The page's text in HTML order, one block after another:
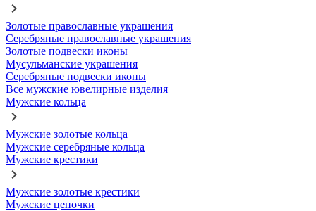
Золотые православные украшения
Серебряные православные украшения
Золотые подвески иконы
Мусульманские украшения
Серебряные подвески иконы
Все мужские ювелирные изделия
Мужские кольца
Мужские золотые кольца
Мужские серебряные кольца
Мужские крестики
Мужские золотые крестики
Мужские цепочки